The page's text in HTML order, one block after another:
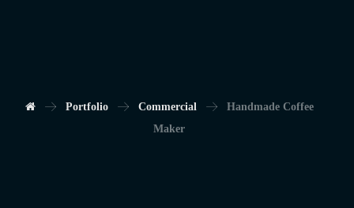
Portfolio Commercial
Handmade Coffee
Maker